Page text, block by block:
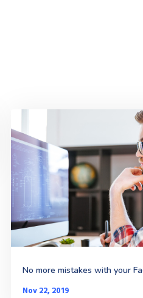
No more mistakes with your
Nov 22, 2019